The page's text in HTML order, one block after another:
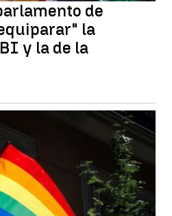
de
la
y la de la